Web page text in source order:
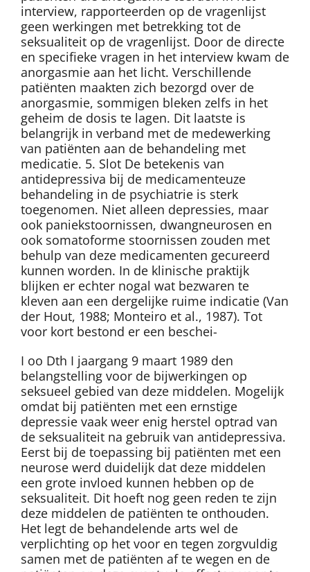
interview, rapporteerden op de vragenlijst
geen werkingen met betrekking tot de
seksualiteit op de vragenlijst. Door de directe
en specifieke vragen in het interview kwam de
anorgasmie aan het licht. Verschillende
patiënten maakten zich bezorgd over de
anorgasmie, sommigen bleken zelfs in het
geheim de dosis te lagen. Dit laatste is
belangrijk in verband met de medewerking
van patiënten aan de behandeling met
medicatie. 5. Slot De betekenis van
antidepressiva bij de medicamenteuze
behandeling in de psychiatrie is sterk
toegenomen. Niet alleen depressies, maar
ook paniekstoornissen, dwangneurosen en
ook somatoforme stoornissen zouden met
behulp van deze medicamenten gecureerd
kunnen worden. In de klinische praktijk
blijken er echter nogal wat bezwaren te
kleven aan een dergelijke ruime indicatie (Van
der Hout, 1988; Monteiro et al., 1987). Tot
voor kort bestond er een beschei-
I oo Dth I jaargang 9 maart 1989 den
belangstelling voor de bijwerkingen op
seksueel gebied van deze middelen. Mogelijk
omdat bij patiënten met een ernstige
depressie vaak weer enig herstel optrad van
de seksualiteit na gebruik van antidepressiva.
Eerst bij de toepassing bij patiënten met een
neurose werd duidelijk dat deze middelen
een grote invloed kunnen hebben op de
seksualiteit. Dit hoeft nog geen reden te zijn
deze middelen de patiënten te onthouden.
Het legt de behandelende arts wel de
verplichting op het voor en tegen zorgvuldig
samen met de patiënten af te wegen en de